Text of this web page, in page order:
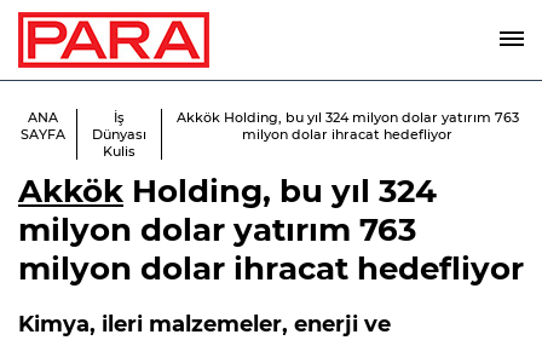
ANA
SAYFA
İş
Dünyası
Kulis
Akkök Holding, bu yıl 324 milyon dolar yatırım 763
milyon dolar ihracat hedefliyor
Akkök Holding, bu yıl 324
milyon dolar yatırım 763
milyon dolar ihracat hedefliyor
Kimya, ileri malzemeler, enerji ve